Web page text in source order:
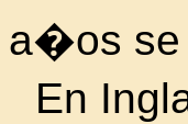
a�os se
En